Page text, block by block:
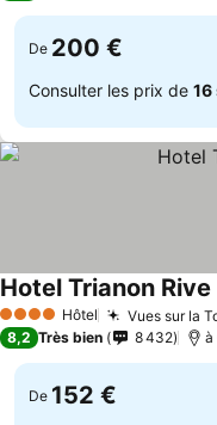
De 200 €
Consulter les prix de 16
4 Étoiles Hôtel Vues sur la
Hotel Trianon
8,2 Très bien 8 432 à
De 152 €